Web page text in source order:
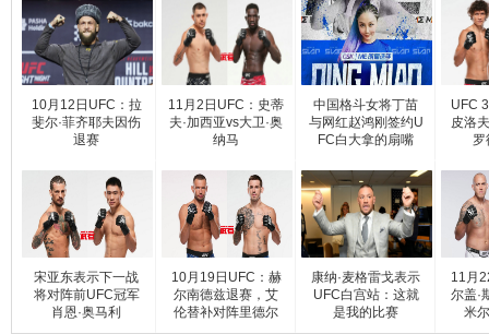
10月12日UFC：拉
斐尔·菲齐耶夫因伤
退赛
11月2日UFC：史蒂
夫·加西亚vs大卫·奥
纳马
中国格斗女将丁苗
与网红赵鸿刚签约U
FC白大拿的扇嘴
UFC
皮洛
罗
宋亚东表示下一战
将对阵前UFC冠军
肖恩·奥马利
10月19日UFC：赫
尔南德兹退赛，艾
伦替补对阵里德尔
康纳·麦格雷戈表示
UFC白宫站：这就
是我的比赛
11月
尔盖·
米